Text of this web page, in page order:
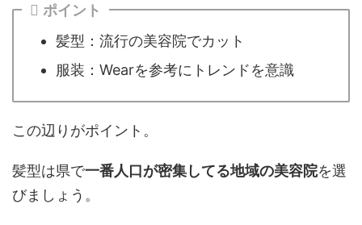
ポイント
髪型：流行の美容院でカット
服装：Wearを参考にトレンドを意識
この辺りがポイント。
髪型は県で一番人口が密集してる地域の美容院を選
びましょう。